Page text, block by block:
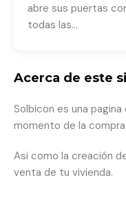
abre sus puertas
todas las…
Acerca de este
Solbicon es una
momento de la
Asi como la creación
venta de tu vivienda.